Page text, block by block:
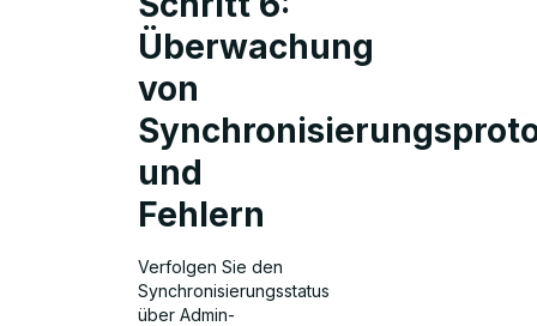
Überwachung
von
und
Fehlern
Verfolgen Sie den
Synchronisierungsstatus
über Admin-